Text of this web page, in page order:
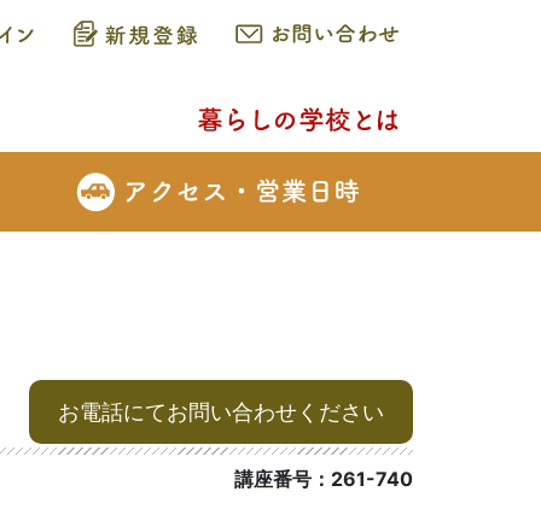
お電話にてお問い合わせください
講座番号：261-740